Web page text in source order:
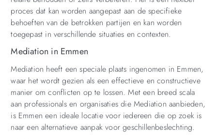
proces dat kan worden aangepast aan de specifieke
behoeften van de betrokken partijen en kan worden
toegepast in verschillende situaties en contexten.
Mediation in Emmen
Mediation heeft een speciale plaats ingenomen in Emmen,
waar het wordt gezien als een effectieve en constructieve
manier om conflicten op te lossen. Met een breed scala
aan professionals en organisaties die Mediation aanbieden,
is Emmen een ideale locatie voor iedereen die op zoek is
naar een alternatieve aanpak voor geschillenbeslechting.